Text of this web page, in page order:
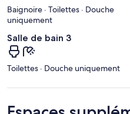
Baignoire · Toilettes · Douche
uniquement
Salle de bain 3
Toilettes · Douche uniquement